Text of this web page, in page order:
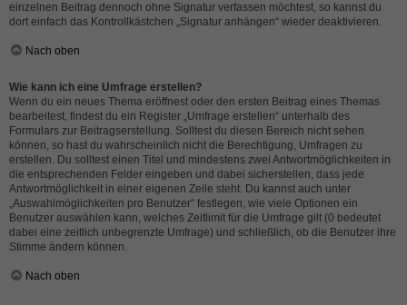
einzelnen Beitrag dennoch ohne Signatur verfassen möchtest, so kannst du
dort einfach das Kontrollkästchen „Signatur anhängen“ wieder deaktivieren.
Nach oben
Wie kann ich eine Umfrage erstellen?
Wenn du ein neues Thema eröffnest oder den ersten Beitrag eines Themas
bearbeitest, findest du ein Register „Umfrage erstellen“ unterhalb des
Formulars zur Beitragserstellung. Solltest du diesen Bereich nicht sehen
können, so hast du wahrscheinlich nicht die Berechtigung, Umfragen zu
erstellen. Du solltest einen Titel und mindestens zwei Antwortmöglichkeiten in
die entsprechenden Felder eingeben und dabei sicherstellen, dass jede
Antwortmöglichkeit in einer eigenen Zeile steht. Du kannst auch unter
„Auswahlmöglichkeiten pro Benutzer“ festlegen, wie viele Optionen ein
Benutzer auswählen kann, welches Zeitlimit für die Umfrage gilt (0 bedeutet
dabei eine zeitlich unbegrenzte Umfrage) und schließlich, ob die Benutzer ihre
Stimme ändern können.
Nach oben